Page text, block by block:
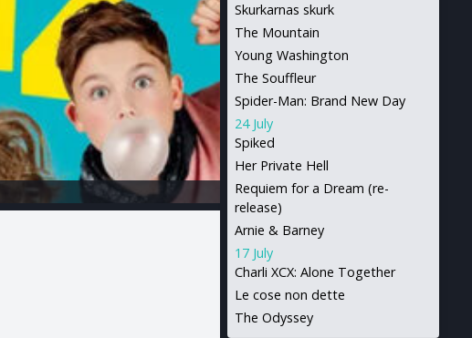
Skurkarnas skurk
The Mountain
Young Washington
The Souffleur
Spider-Man: Brand New Day
24 July
Spiked
Her Private Hell
Requiem for a Dream (re-
release)
Arnie & Barney
17 July
Charli XCX: Alone Together
Le cose non dette
The Odyssey